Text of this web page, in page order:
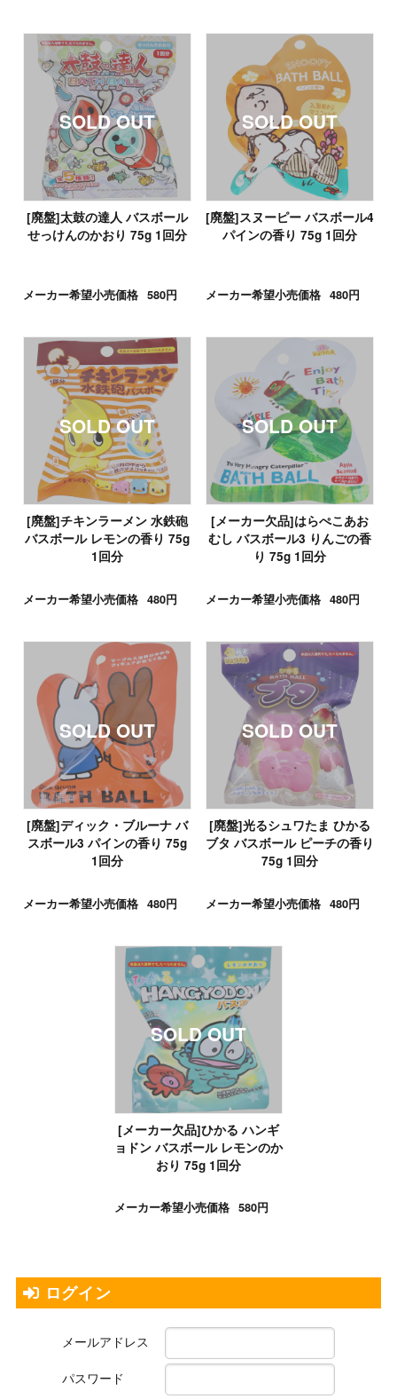
[廃盤]太鼓の達人 バスボール
せっけんのかおり 75g 1回分
メーカー希望小売価格 580円
[廃盤]スヌーピー バスボール4
パインの香り 75g 1回分
メーカー希望小売価格 480円
[廃盤]チキンラーメン 水鉄砲
バスボール レモンの香り 75g
1回分
メーカー希望小売価格 480円
[メーカー欠品]はらぺこあお
むし バスボール3 りんごの香
り 75g 1回分
メーカー希望小売価格 480円
[廃盤]ディック・ブルーナ バ
スボール3 パインの香り 75g
1回分
メーカー希望小売価格 480円
[廃盤]光るシュワたま ひかる
ブタ バスボール ピーチの香り
75g 1回分
メーカー希望小売価格 480円
[メーカー欠品]ひかる ハンギ
ョドン バスボール レモンのか
おり 75g 1回分
メーカー希望小売価格 580円
ログイン
メールアドレス
パスワード